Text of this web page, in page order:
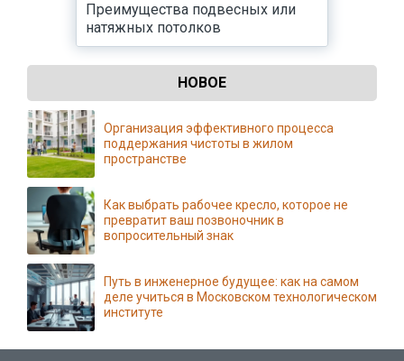
Преимущества подвесных или
натяжных потолков
НОВОЕ
Организация эффективного процесса
поддержания чистоты в жилом
пространстве
Как выбрать рабочее кресло, которое не
превратит ваш позвоночник в
вопросительный знак
Путь в инженерное будущее: как на самом
деле учиться в Московском технологическом
институте